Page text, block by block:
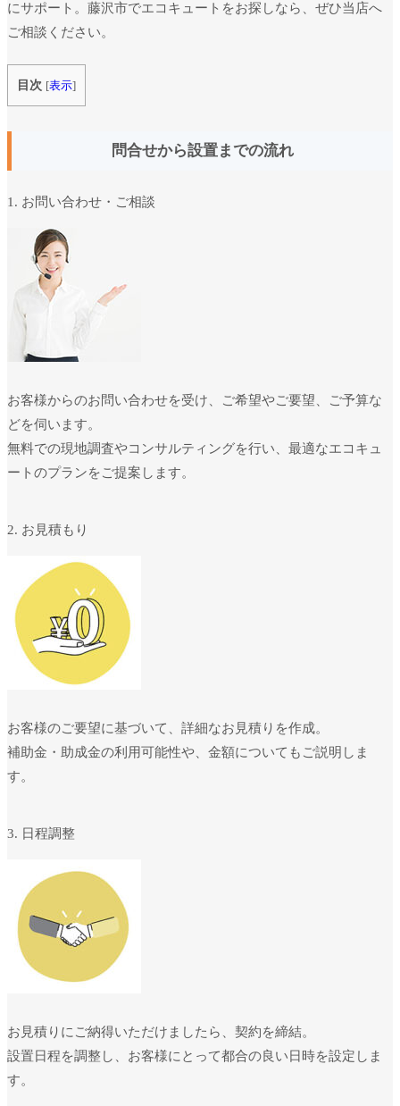
にサポート。藤沢市でエコキュートをお探しなら、ぜひ当店へ
ご相談ください。
目次 [表示]
問合せから設置までの流れ
1. お問い合わせ・ご相談
お客様からのお問い合わせを受け、ご希望やご要望、ご予算な
どを伺います。
無料での現地調査やコンサルティングを行い、最適なエコキュ
ートのプランをご提案します。
2. お見積もり
お客様のご要望に基づいて、詳細なお見積りを作成。
補助金・助成金の利用可能性や、金額についてもご説明しま
す。
3. 日程調整
お見積りにご納得いただけましたら、契約を締結。
設置日程を調整し、お客様にとって都合の良い日時を設定しま
す。